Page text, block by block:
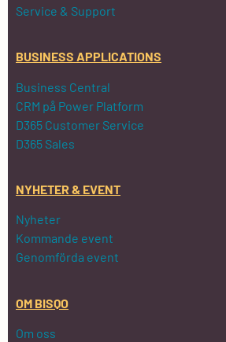
Service & Support
BUSINESS APPLICATIONS
Business Central
CRM på Power Platform
D365 Customer Service
D365 Sales
NYHETER & EVENT
Nyheter
Kommande event
Genomförda event
OM BISQO
Om oss